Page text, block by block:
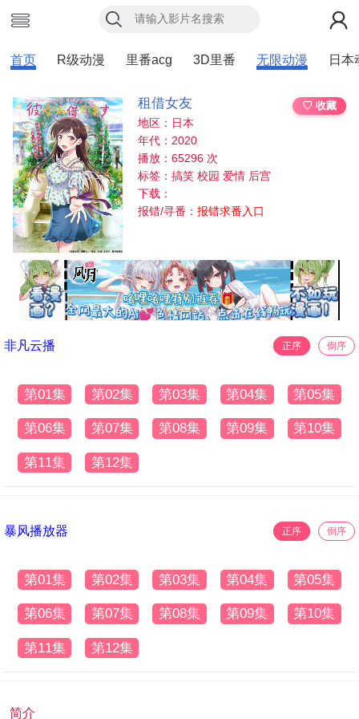
首页 R级动漫 里番acg 3D里番 无限动漫 日本
租借女友
♡ 收藏
地区：日本
年代：2020
播放：65296 次
标签：搞笑 校园 爱情 后宫
下载：
报错/寻番：报错求番入口
非凡云播 正序 倒序
第01集 第02集 第03集 第04集 第05集
第06集 第07集 第08集 第09集 第10集
第11集 第12集
暴风播放器 正序 倒序
第01集 第02集 第03集 第04集 第05集
第06集 第07集 第08集 第09集 第10集
第11集 第12集
简介